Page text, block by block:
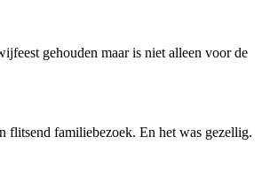
gehouden maar is niet alleen voor de
flitsend familiebezoek. En het was gezellig.